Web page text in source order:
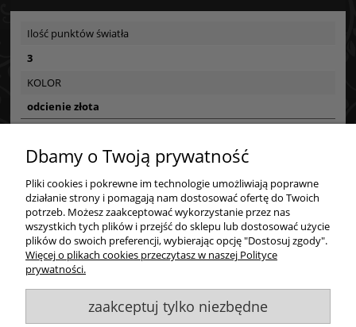
Ilość punktów światła
3
KOLOR
odcienie złota
Bezpieczeństwo
Bezpieczeństwo
Certyfikaty i ostrzeżenie bezpieczeństwa
Posiada oznaczenie CE (zgodność z normami UE).
Producent
Zakupy
Pomoc
Informacje
Dbamy o Twoją prywatność
Pliki cookies i pokrewne im technologie umożliwiają poprawne
działanie strony i pomagają nam dostosować ofertę do Twoich
potrzeb. Możesz zaakceptować wykorzystanie przez nas
wszystkich tych plików i przejść do sklepu lub dostosować użycie
plików do swoich preferencji, wybierając opcję "Dostosuj zgody".
Więcej o plikach cookies przeczytasz w naszej Polityce
prywatności.
zaakceptuj tylko niezbędne